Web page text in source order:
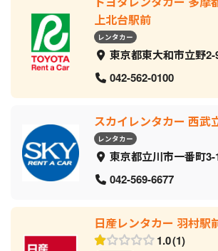
上北台駅前
レンタカー
東京都東大和市立野2-
042-562-0100
スカイレンタカー 西武
レンタカー
東京都立川市一番町3-
042-569-6677
日産レンタカー 羽村駅
1.0 1